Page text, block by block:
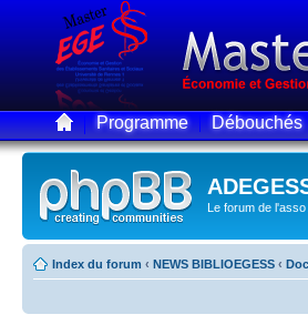
Programme Débouchés
Le forum de l'asso
Index du forum ‹ NEWS BIBLIOEGESS ‹